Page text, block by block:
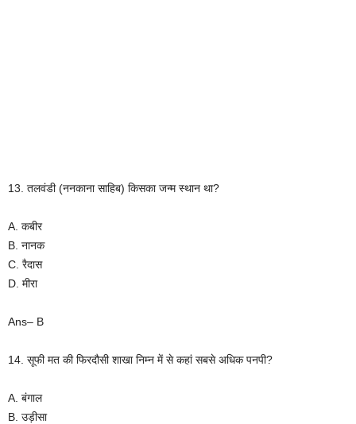
13. तलवंडी (ननकाना साहिब) किसका जन्म स्थान था?
A. कबीर
B. नानक
C. रैदास
D. मीरा
Ans– B
14. सूफी मत की फिरदौसी शाखा निम्न में से कहां सबसे अधिक पनपी?
A. बंगाल
B. उड़ीसा